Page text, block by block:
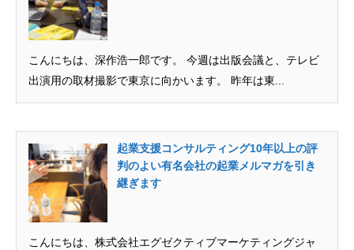
こんにちは、深作浩一郎です。 今週は出版会議と、テレビ
出演用の取材撮影で東京に向かいます。 昨年は東...
起業支援コンサルティング10年以上の評
判のよい有名会社の起業メルマガを引き
継ぎます
こんにちは、株式会社エグゼクティブマーケティングジャ